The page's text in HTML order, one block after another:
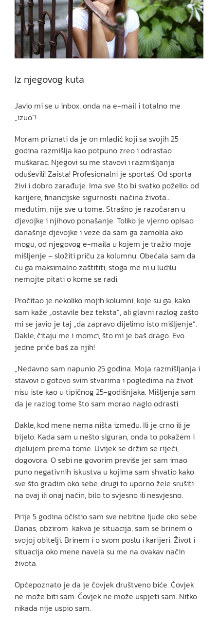
Iz njegovog kuta
Javio mi se u inbox, onda na e-mail i totalno me
„izuo“!
Moram priznati da je on mladić koji sa svojih 25
godina razmišlja kao potpuno zreo i odrastao
muškarac. Njegovi su me stavovi i razmišljanja
oduševili! Zaista! Profesionalni je sportaš. Od sporta
živi i dobro zarađuje. Ima sve što bi svatko poželio: od
karijere, financijske sigurnosti, načina života…
međutim, nije sve u tome. Strašno je razočaran u
djevojke i njihovo ponašanje. Toliko je vjerno opisao
današnje djevojke i veze da sam ga zamolila ako
mogu, od njegovog e-maila u kojem je tražio moje
mišljenje – složiti priču za kolumnu. Obećala sam da
ću ga maksimalno zaštititi, stoga me ni u ludilu
nemojte pitati o kome se radi.
Pročitao je nekoliko mojih kolumni, koje su ga, kako
sam kaže „ostavile bez teksta“, ali glavni razlog zašto
mi se javio je taj „da zapravo dijelimo isto mišljenje“.
Dakle, čitaju me i momci, što mi je baš drago. Evo
jedne priče baš za njih!
„Nedavno sam napunio 25 godina. Moja razmišljanja i
stavovi o gotovo svim stvarima i pogledima na život
nisu iste kao u tipičnog 25-godišnjaka. Mišljenja sam
da je razlog tome što sam morao naglo odrasti.
Dakle, kod mene nema ništa između. Ili je crno ili je
bijelo. Kada sam u nešto siguran, onda to pokažem i
djelujem prema tome. Uvijek se držim se riječi,
dogovora. O sebi ne govorim previše jer sam imao
puno negativnih iskustva u kojima sam shvatio kako
sve što gradim oko sebe, drugi to uporno žele srušiti
na ovaj ili onaj način, bilo to svjesno ili nesvjesno.
Prije 5 godina očistio sam sve nebitne ljude oko sebe.
Danas, obzirom kakva je situacija, sam se brinem o
svojoj obitelji. Brinem i o svom poslu i karijeri. Život i
situacija oko mene navela su me na ovakav način
života.
Općepoznato je da je čovjek društveno biće. Čovjek
ne može biti sam. Čovjek ne može uspjeti sam. Nitko
nikada nije uspio sam.